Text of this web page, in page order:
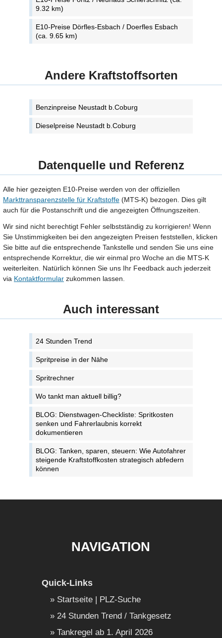
9.32 km)
E10-Preise Dörfles-Esbach / Doerfles Esbach
(ca. 9.65 km)
Andere Kraftstoffsorten
Benzinpreise Neustadt b.Coburg
Dieselpreise Neustadt b.Coburg
Datenquelle und Referenz
Alle hier gezeigten E10-Preise werden von der offiziellen
Markttransparenzstelle für Kraftstoffe (MTS-K) bezogen. Dies gilt
auch für die Postanschrift und die angezeigten Öffnungszeiten.
Wir sind nicht berechtigt Fehler selbstständig zu korrigieren! Wenn
Sie Unstimmigkeiten bei den angezeigten Preisen feststellen, klicken
Sie bitte auf die entsprechende Tankstelle und senden Sie uns eine
entsprechende Korrektur, die wir einmal pro Woche an die MTS-K
weiterleiten. Natürlich können Sie uns Ihr Feedback auch jederzeit
via Kontaktformular zukommen lassen.
Auch interessant
24 Stunden Trend
Spritpreise in der Nähe
Spritrechner
Wo tankt man aktuell billig?
BLOG: Dienstwagen-Checkliste: Spritkosten
senken und Fahrerlaubnis korrekt
dokumentieren
BLOG: Tanken, sparen, steuern: Wie Autofahrer
steigende Kraftstoffkosten strategisch abfedern
können
NAVIGATION
Quick-Links
Startseite | PLZ-Suche
24 Stunden Trend / Tankgesetz
Tankregel ab 1. April 2026